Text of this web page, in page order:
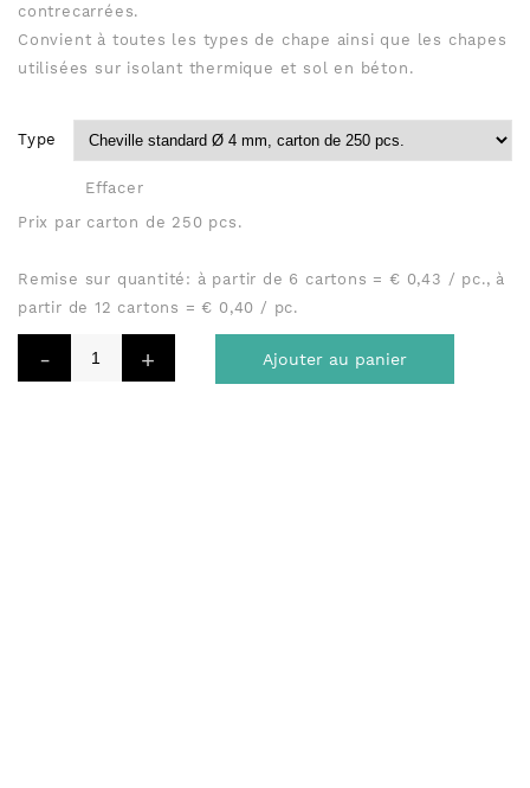
contrecarrées.
Convient à toutes les types de chape ainsi que les chapes
utilisées sur isolant thermique et sol en béton.
Type
Effacer
Prix par carton de 250 pcs.
Remise sur quantité: à partir de 6 cartons = € 0,43 / pc., à
partir de 12 cartons = € 0,40 / pc.
Ajouter au panier